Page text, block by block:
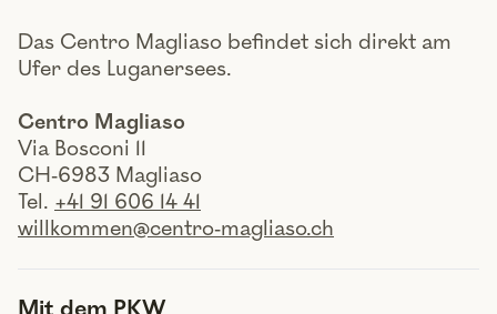
Das Centro Magliaso befindet sich direkt am
Ufer des Luganersees.
Centro Magliaso
Via Bosconi 11
CH-6983 Magliaso
Tel. +41 91 606 14 41
willkommen@centro-magliaso.ch